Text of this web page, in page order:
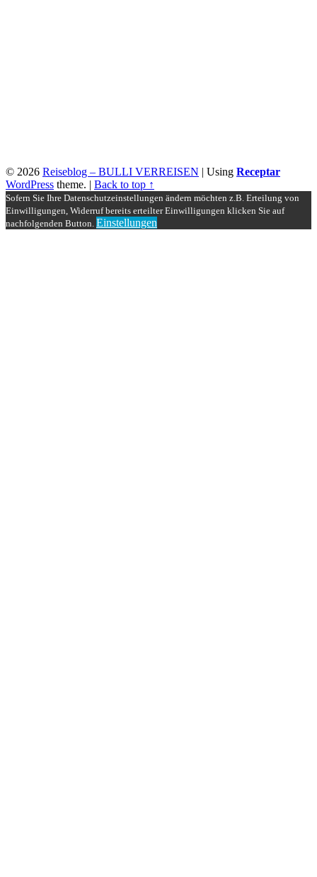
© 2026 Reiseblog – BULLI VERREISEN | Using Receptar
WordPress theme. | Back to top ↑
Sofern Sie Ihre Datenschutzeinstellungen ändern möchten z.B. Erteilung von
Einwilligungen, Widerruf bereits erteilter Einwilligungen klicken Sie auf
nachfolgenden Button. Einstellungen